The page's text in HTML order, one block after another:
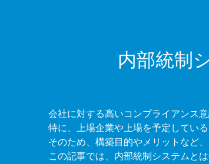
内部統制
会社に対する高いコンプライアンス
特に、上場企業や上場を予定してい
そのため、構築目的やメリットなど
この記事では、内部統制システムと